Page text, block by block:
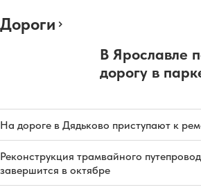
Дороги
В Ярославле
дорогу в
На дороге в Дядьково приступают к
Реконструкция трамвайного
завершится в октябре